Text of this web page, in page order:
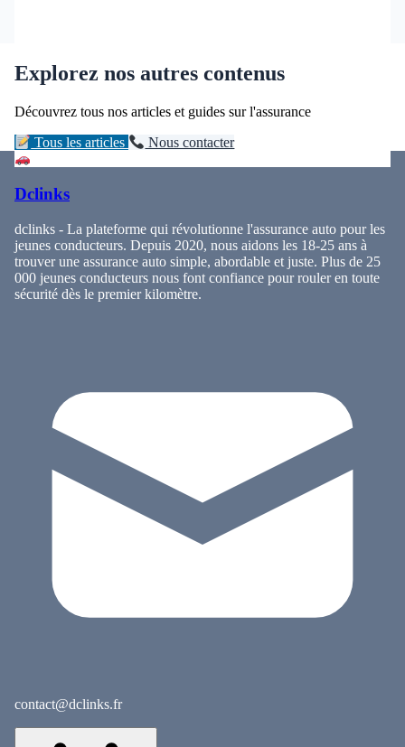
Explorez nos autres contenus
Découvrez tous nos articles et guides sur l'assurance
Tous les articles Nous contacter
Dclinks
dclinks - La plateforme qui révolutionne l'assurance auto pour les
jeunes conducteurs. Depuis 2020, nous aidons les 18-25 ans à
trouver une assurance auto simple, abordable et juste. Plus de 25
000 jeunes conducteurs nous font confiance pour rouler en toute
sécurité dès le premier kilomètre.
contact@dclinks.fr